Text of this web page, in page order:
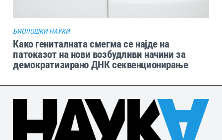
БИОЛОШКИ НАУКИ
Како гениталната смегма се најде на
патоказот на нови возбудливи начини за
демократизирано ДНК секвенционирање